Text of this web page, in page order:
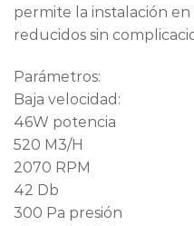
permite la instalación en
reducidos sin
Parámetros:
Baja velocidad:
46W potencia
520 M3/H
2070 RPM
42 Db
300 Pa presión